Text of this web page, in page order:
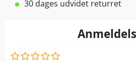
30 dages udvidet returret